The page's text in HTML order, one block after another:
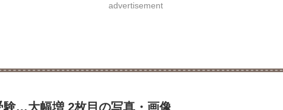
advertisement
験…大幅増 2枚目の写真・画像